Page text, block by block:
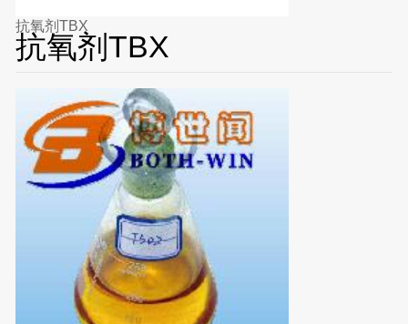
抗氧剂TBX
抗氧剂TBX